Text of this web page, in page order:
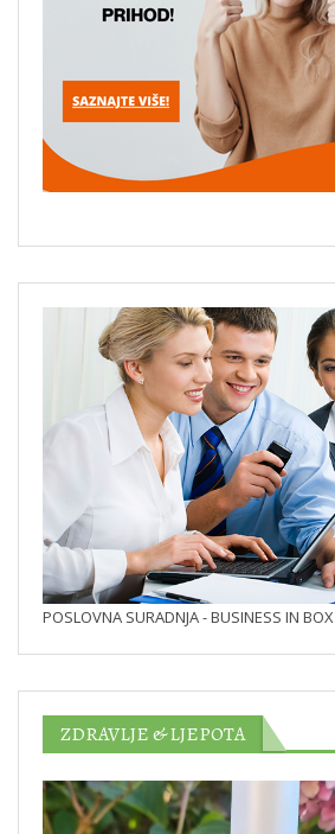
POSLOVNA SURADNJA - BUSINESS IN BOX
ZDRAVLJE & LJEPOTA